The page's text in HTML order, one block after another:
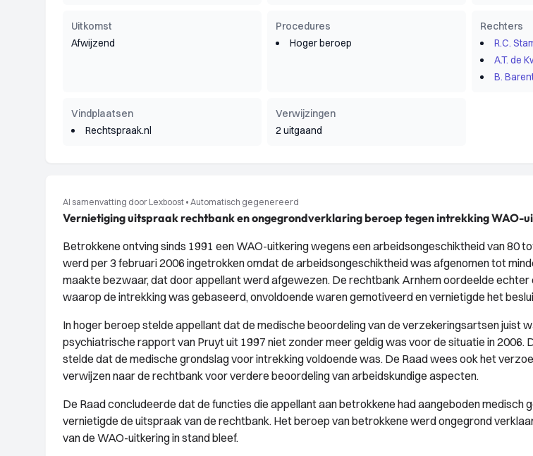
Uitkomst
Afwijzend
Procedures
Hoger beroep
Rechters
R.C.
A.T. de
B.
Vindplaatsen
Rechtspraak.nl
Verwijzingen
2 uitgaand
AI samenvatting door Lexboost • Automatisch gegenereerd
Vernietiging uitspraak rechtbank en ongegrondverklaring beroep tegen intrekking WAO-
Betrokkene ontving sinds 1991 een WAO-uitkering wegens een arbeidsongeschiktheid van 80
werd per 3 februari 2006 ingetrokken omdat de arbeidsongeschiktheid was afgenomen tot
maakte bezwaar, dat door appellant werd afgewezen. De rechtbank Arnhem oordeelde
waarop de intrekking was gebaseerd, onvoldoende waren gemotiveerd en vernietigde het
In hoger beroep stelde appellant dat de medische beoordeling van de verzekeringsartsen juist
psychiatrische rapport van Pruyt uit 1997 niet zonder meer geldig was voor de situatie in 2006.
stelde dat de medische grondslag voor intrekking voldoende was. De Raad wees ook het
verwijzen naar de rechtbank voor verdere beoordeling van arbeidskundige aspecten.
De Raad concludeerde dat de functies die appellant aan betrokkene had aangeboden medisch
vernietigde de uitspraak van de rechtbank. Het beroep van betrokkene werd ongegrond
van de WAO-uitkering in stand bleef.